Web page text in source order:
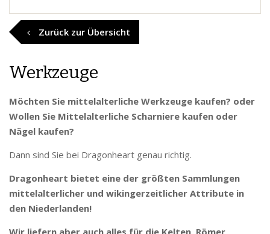
Zurück zur Übersicht
Werkzeuge
Möchten Sie mittelalterliche Werkzeuge kaufen? oder
Wollen Sie Mittelalterliche Scharniere kaufen oder
Nägel kaufen?
Dann sind Sie bei Dragonheart genau richtig.
Dragonheart bietet eine der größten Sammlungen
mittelalterlicher und wikingerzeitlicher Attribute in
den Niederlanden!
Wir liefern aber auch alles für die Kelten, Römer,